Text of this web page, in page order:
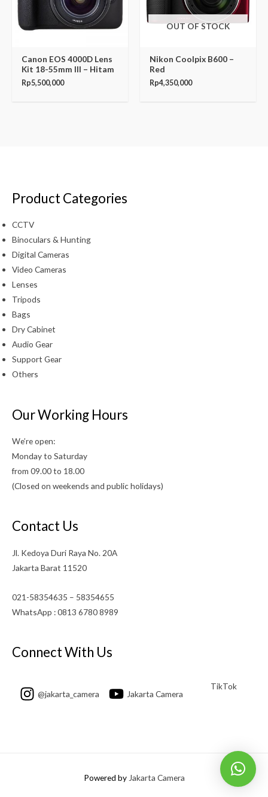
Canon EOS 4000D Lens
Kit 18-55mm III – Hitam
Rp5,500,000
OUT OF STOCK
Nikon Coolpix B600 –
Red
Rp4,350,000
Product Categories
CCTV
Binoculars & Hunting
Digital Cameras
Video Cameras
Lenses
Tripods
Bags
Dry Cabinet
Audio Gear
Support Gear
Others
Our Working Hours
We’re open:
Monday to Saturday
from 09.00 to 18.00
(Closed on weekends and public holidays)
Contact Us
Jl. Kedoya Duri Raya No. 20A
Jakarta Barat 11520
021-58354635 – 58354655
WhatsApp : 0813 6780 8989
Connect With Us
@jakarta_camera Jakarta Camera
TikTok
Powered by Jakarta Camera